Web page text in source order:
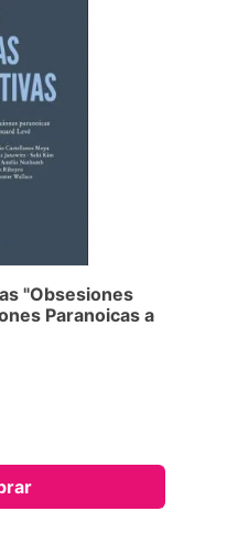
"Obsesiones
Paranoicas a